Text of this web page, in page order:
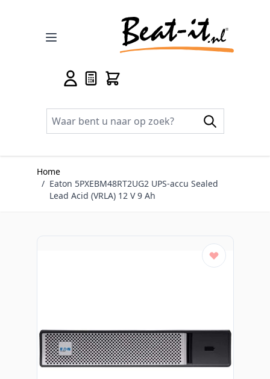
Home
/ Eaton 5PXEBM48RT2UG2 UPS-accu Sealed
Lead Acid (VRLA) 12 V 9 Ah